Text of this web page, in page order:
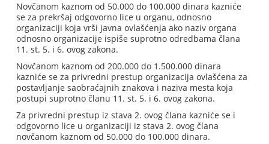
Novčanom kaznom od 50.000 do 100.000 dinara kazniće
se za prekršaj odgovorno lice u organu, odnosno
organizaciji koja vrši javna ovlašćenja ako naziv organa
odnosno organizacije ispiše suprotno odredbama člana
11. st. 5. i 6. ovog zakona.
Novčanom kaznom od 200.000 do 1.500.000 dinara
kazniće se za privredni prestup organizacija ovlašćena za
postavljanje saobraćajnih znakova i naziva mesta koja
postupi suprotno članu 11. st. 5. i 6. ovog zakona.
Za privredni prestup iz stava 2. ovog člana kazniće se i
odgovorno lice u organizaciji iz stava 2. ovog člana
novčanom kaznom od 50.000 do 100.000 dinara.